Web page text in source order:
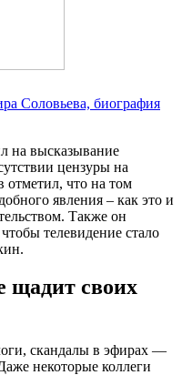
Соловьева, биография
на высказывание
цензуры на
отметил, что на том
явления – как это и
Также он
телевидение стало
щадит своих
скандалы в эфирах —
некоторые коллеги